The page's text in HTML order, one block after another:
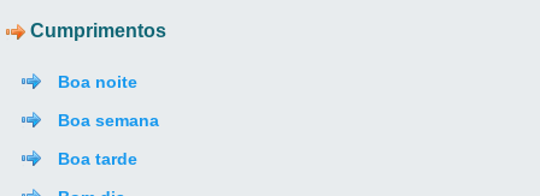
Cumprimentos
Boa noite
Boa semana
Boa tarde